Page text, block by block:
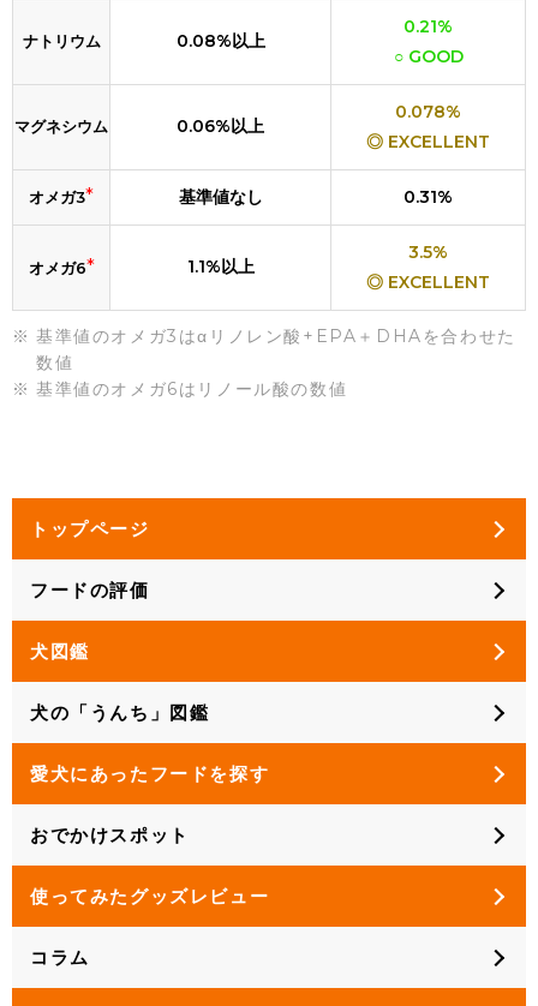
ナトリウム 0.08%以上
0.21%
○ GOOD
マグネシウム 0.06%以上
0.078%
◎ EXCELLENT
オメガ3* 基準値なし 0.31%
オメガ6* 1.1%以上
3.5%
◎ EXCELLENT
基準値のオメガ3はαリノレン酸+EPA＋DHAを合わせた
数値
基準値のオメガ6はリノール酸の数値
トップページ
フードの評価
犬図鑑
犬の「うんち」図鑑
愛犬にあったフードを探す
おでかけスポット
使ってみたグッズレビュー
コラム